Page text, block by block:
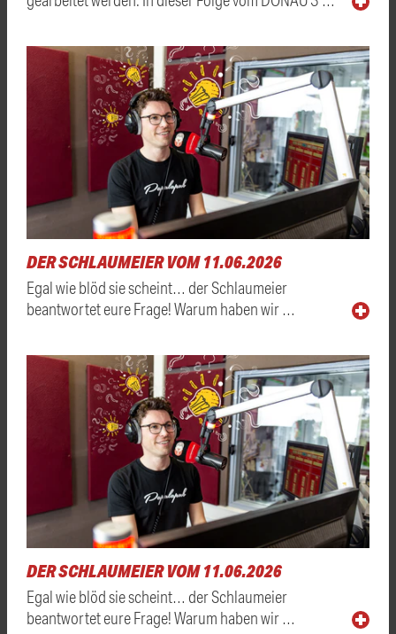
DER SCHLAUMEIER VOM 11.06.2026
Egal wie blöd sie scheint… der Schlaumeier
beantwortet eure Frage! Warum haben wir …
DER SCHLAUMEIER VOM 11.06.2026
Egal wie blöd sie scheint… der Schlaumeier
beantwortet eure Frage! Warum haben wir …